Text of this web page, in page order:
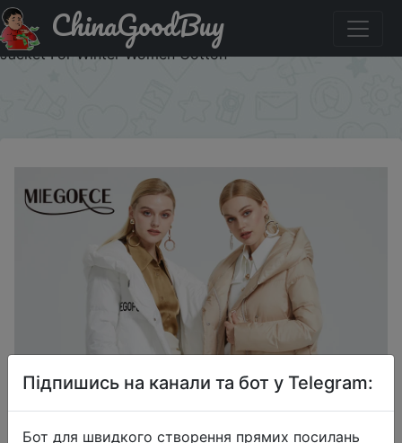
Акція на MIEGOFCE 2022 New Winter Women's Cotton
Jacket Long Coat Thick New Clothes Parka Women Coat
Jacket For Winter Women Cotton
ChinaGoodBuy
Підпишись на канали та бот у Telegram:
Бот для швидкого створення прямих посилань